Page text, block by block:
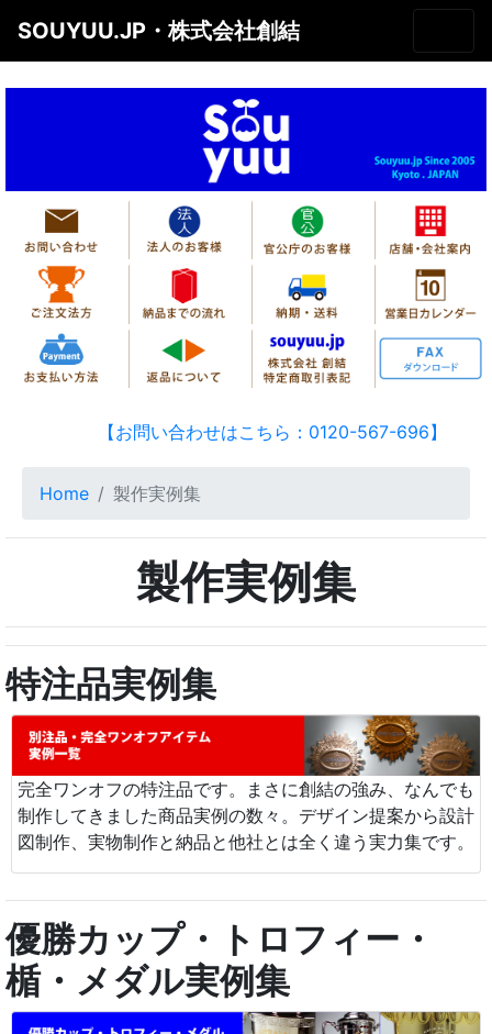
SOUYUU.JP・株式会社創結
【お問い合わせはこちら：0120-567-696】
Home 製作実例集
製作実例集
特注品実例集
完全ワンオフの特注品です。まさに創結の強み、なんでも
制作してきました商品実例の数々。デザイン提案から設計
図制作、実物制作と納品と他社とは全く違う実力集です。
優勝カップ・トロフィー・
楯・メダル実例集